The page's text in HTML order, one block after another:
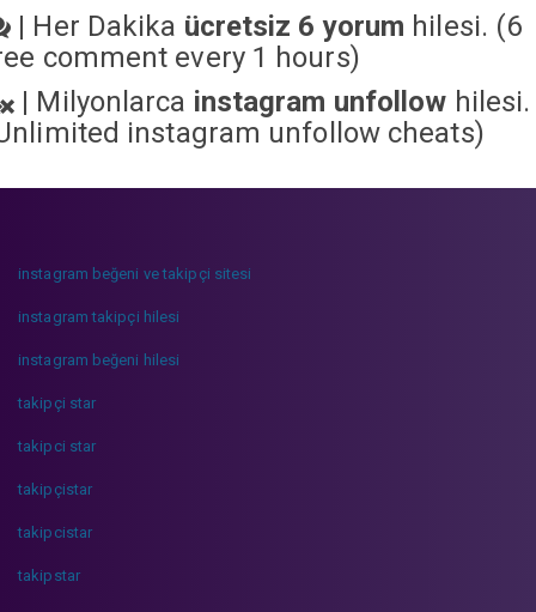
| Her Dakika ücretsiz 6 yorum hilesi. (6
comment every 1 hours)
| Milyonlarca instagram unfollow hilesi.
instagram unfollow cheats)
instagram beğeni ve takipçi sitesi
instagram takipçi hilesi
instagram beğeni hilesi
takipçi star
takipci star
takipçistar
takipcistar
takipstar